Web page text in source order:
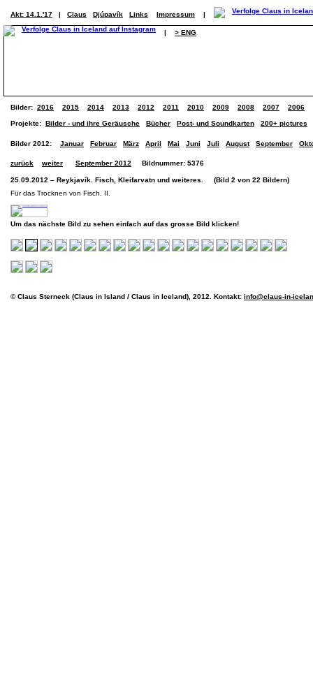
Akt: 14.1.'17 | Claus Djúpavík Links Impressum |
| > ENG
Bilder: 2016 2015 2014 2013 2012 2011 2010 2009 2008 2007 2006
Projekte: Bilder - und ihre Geräusche Bücher Post- und Soundkarten 200+ pictures
Bilder 2012: Januar Februar März April Mai Juni Juli August September
zurück weiter September 2012 Bildnummer: 5376
25.09.2012 – Reykjavík. Fisch, Kleifarvatn und weiteres. (Bild 2 von 22 Bildern)
Für das Trocknen von Fisch. II.
Um das nächste Bild zu sehen einfach auf das grosse Bild klicken!
© Claus Sterneck (Claus in Island / Claus in Iceland), 2012. Kontakt: info@claus-in-